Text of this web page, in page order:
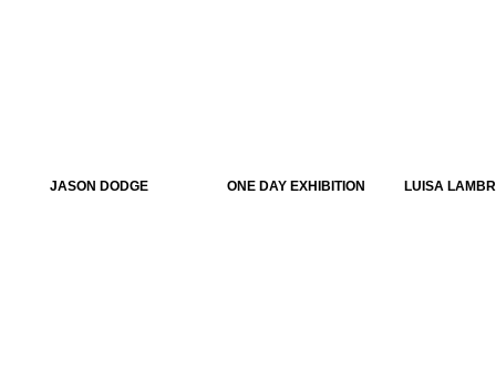
JASON DODGE ONE DAY EXHIBITION LUISA